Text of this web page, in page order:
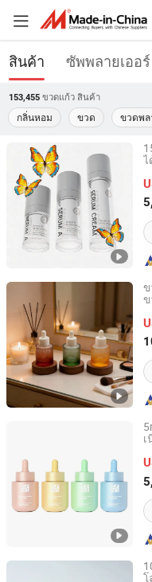
สินค้า ซัพพลายเออร์
153,455 ขวดแก้ว สินค้า
กลิ่นหอม ขวด ขวดพ
ไ
DEMEI Industrial Limited
Shanghai, China
ข
ข
DEMEI Industrial Limited
Shanghai, China
Ningbo Pack Imp. &
Zhejiang, China
โ